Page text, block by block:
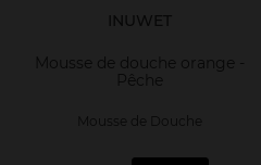
INUWET
Mousse de douche orange -
Pêche
Mousse de Douche